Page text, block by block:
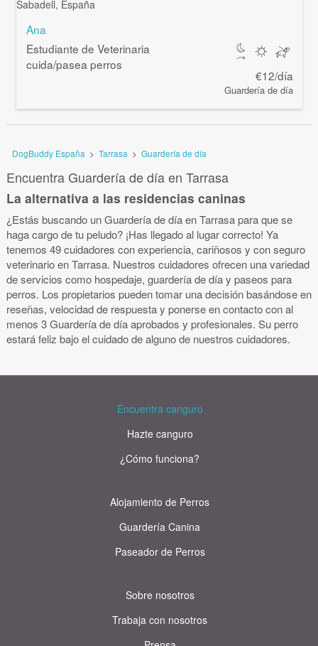
Ana
Estudiante de Veterinaria
cuida/pasea perros
€12/día
Guardería de día
DogBuddy España > Tarrasa > Guardería de día
Encuentra Guardería de día en Tarrasa
La alternativa a las residencias caninas
¿Estás buscando un Guardería de día en Tarrasa para que se
haga cargo de tu peludo? ¡Has llegado al lugar correcto! Ya
tenemos 49 cuidadores con experiencia, cariñosos y con seguro
veterinario en Tarrasa. Nuestros cuidadores ofrecen una variedad
de servicios como hospedaje, guardería de día y paseos para
perros. Los propietarios pueden tomar una decisión basándose en
reseñas, velocidad de respuesta y ponerse en contacto con al
menos 3 Guardería de día aprobados y profesionales. Su perro
estará feliz bajo el cuidado de alguno de nuestros cuidadores.
Encuentra canguro
Hazte canguro
¿Cómo funciona?
Alojamiento de Perros
Guardería Canina
Paseador de Perros
Sobre nosotros
Trabaja con nosotros